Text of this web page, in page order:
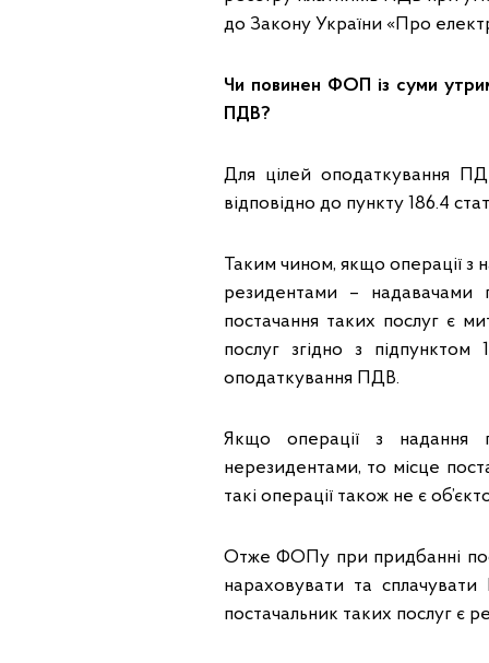
до Закону України «Про
Чи повинен ФОП із суми
ПДВ?
Для цілей оподаткування
відповідно до пункту 186.4
Таким чином, якщо операції з
резидентами – надавачами
постачання таких послуг є
послуг згідно з
оподаткування ПДВ.
Якщо операції з надання
нерезидентами, то місце
такі операції також не є
Отже ФОПу при придбанні
нараховувати та
постачальник таких послуг є